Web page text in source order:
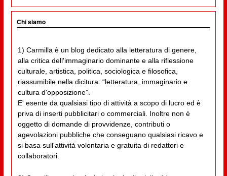
Chi siamo
1) Carmilla è un blog dedicato alla letteratura di genere,
alla critica dell'immaginario dominante e alla riflessione
culturale, artistica, politica, sociologica e filosofica,
riassumibile nella dicitura: “letteratura, immaginario e
cultura d'opposizione”.
E' esente da qualsiasi tipo di attività a scopo di lucro ed è
priva di inserti pubblicitari o commerciali. Inoltre non è
oggetto di domande di provvidenze, contributi o
agevolazioni pubbliche che conseguano qualsiasi ricavo e
si basa sull'attività volontaria e gratuita di redattori e
collaboratori.